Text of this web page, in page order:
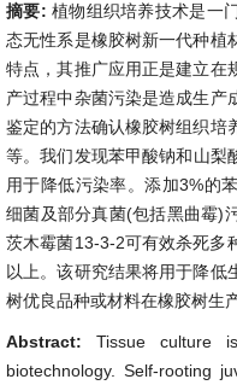
摘要: 植物组织培养技术是一
态无性系是橡胶树新一代种植
特点，其推广应用正是建立在
产过程中杂菌污染是造成生产
鉴定的方法确认橡胶树组织培
等。我们发现苯甲酸钠和山梨
用于降低污染率。添加3%的
细菌及部分真菌(包括黑曲霉)
茨木霉菌13-3-2可有效杀死多
以上。该研究结果将用于降低
树优良品种或材料在橡胶树生
Abstract:Tissue culture
biotechnology. Self-rooting